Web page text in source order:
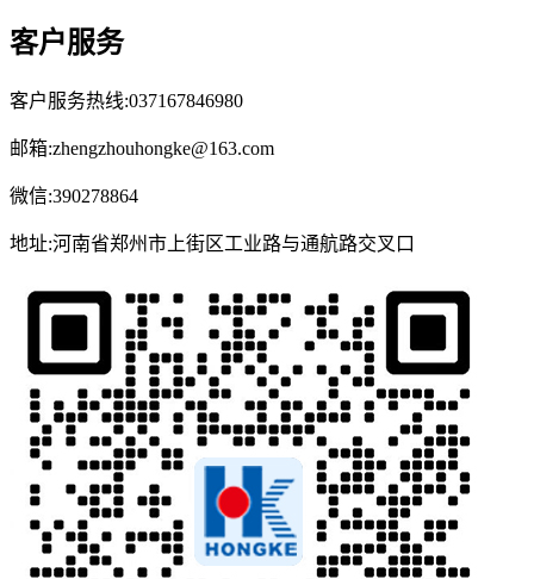
客户服务
客户服务热线:037167846980
邮箱:zhengzhouhongke@163.com
微信:390278864
地址:河南省郑州市上街区工业路与通航路交叉口